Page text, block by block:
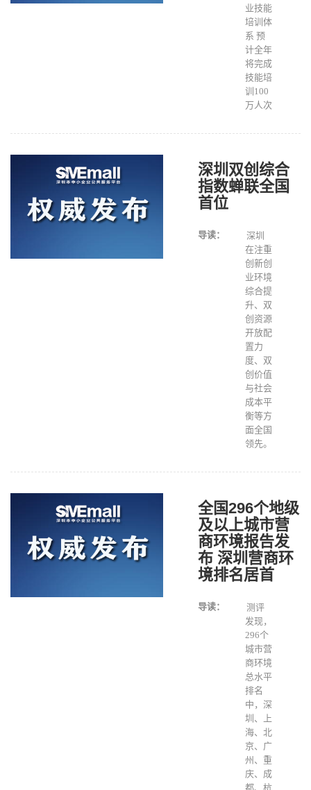
业技能
培训体
系 预
计全年
将完成
技能培
训100
万人次
深圳双创综合
指数蝉联全国
首位
导读：
深圳
在注重
创新创
业环境
综合提
升、双
创资源
开放配
置力
度、双
创价值
与社会
成本平
衡等方
面全国
领先。
全国296个地级
及以上城市营
商环境报告发
布 深圳营商环
境排名居首
导读：
测评
发现，
296个
城市营
商环境
总水平
排名
中，深
圳、上
海、北
京、广
州、重
庆、成
都、杭